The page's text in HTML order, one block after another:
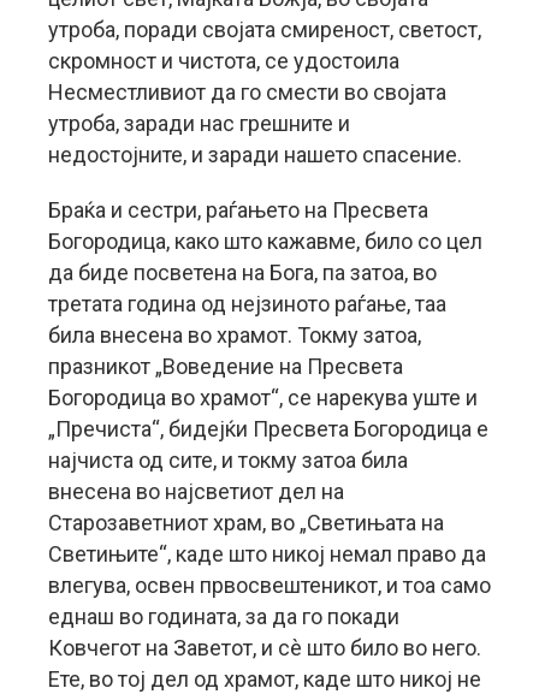
утроба, поради својата смиреност, светост,
скромност и чистота, се удостоила
Несместливиот да го смести во својата
утроба, заради нас грешните и
недостојните, и заради нашето спасение.
Браќа и сестри, раѓањето на Пресвета
Богородица, како што кажавме, било со цел
да биде посветена на Бога, па затоа, во
третата година од нејзиното раѓање, таа
била внесена во храмот. Токму затоа,
празникот „Воведение на Пресвета
Богородица во храмот“, се нарекува уште и
„Пречиста“, бидејќи Пресвета Богородица е
најчиста од сите, и токму затоа била
внесена во најсветиот дел на
Старозаветниот храм, во „Светињата на
Светињите“, каде што никој немал право да
влегува, освен првосвештеникот, и тоа само
еднаш во годината, за да го покади
Ковчегот на Заветот, и сè што било во него.
Ете, во тој дел од храмот, каде што никој не